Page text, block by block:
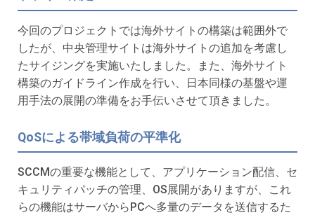
今回のプロジェクトでは海外サイトの構築は範囲外で
したが、中央管理サイトは海外サイトの追加を考慮し
たサイジングを実施いたしました。また、海外サイト
構築のガイドライン作成を行い、日本同様の基盤や運
用手法の展開の準備をお手伝いさせて頂きました。
QoSによる帯域負荷の平準化
SCCMの重要な機能として、アプリケーション配信、セ
キュリティパッチの管理、OS展開がありますが、これ
らの機能はサーバからPCへ多量のデータを送信するた